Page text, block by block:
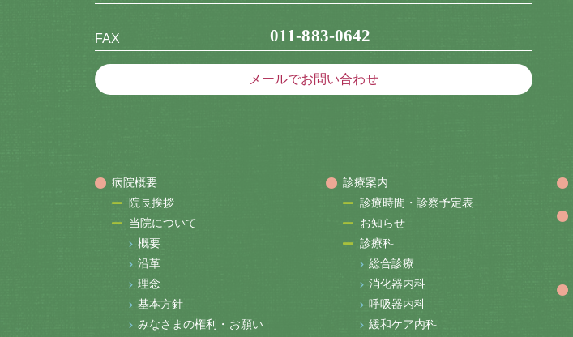
FAX 011-883-0642
メールでお問い合わせ
病院概要
院長挨拶
当院について
概要
沿革
理念
基本方針
みなさまの権利・お願い
診療案内
診療時間・診察予定表
お知らせ
診療科
総合診療
消化器内科
呼吸器内科
緩和ケア内科